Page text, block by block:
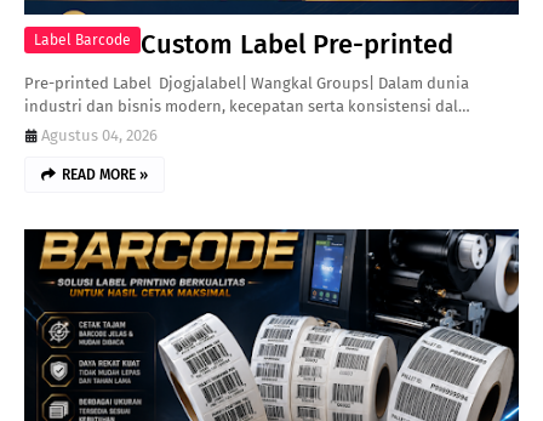
Label Barcode Custom Label Pre-printed
Pre-printed Label Djogjalabel| Wangkal Groups| Dalam dunia
industri dan bisnis modern, kecepatan serta konsistensi dal…
Agustus 04, 2026
READ MORE »